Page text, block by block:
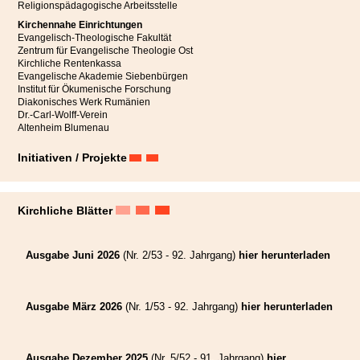
dieses besonderen Projekts.
den Jahren 2021 bis 2023 umfassend renoviert und danach feierlich wieder
Religionspädagogische Arbeitsstelle
Kirchennahe Einrichtungen
Evangelisch-Theologische Fakultät
Zentrum für Evangelische Theologie Ost
Kirchliche Rentenkassa
Evangelische Akademie Siebenbürgen
Institut für Ökumenische Forschung
Diakonisches Werk Rumänien
Dr.-Carl-Wolff-Verein
Altenheim Blumenau
Initiativen / Projekte
Kirchliche Blätter
Ausgabe Juni 2026 (Nr. 2/53 - 92. Jahrgang)hier herunterladen
Ausgabe März 2026 (Nr. 1/53 - 92. Jahrgang)hier herunterladen